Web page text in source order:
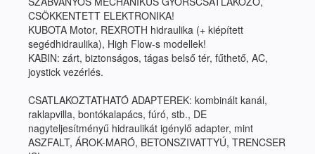
CSÖKKENTETT ELEKTRONIKA!
KUBOTA Motor, REXROTH hidraulika (+ kiépített
segédhidraulika), High Flow-s modellek!
KABIN: zárt, biztonságos, tágas belső tér, fűthető, AC,
joystick vezérlés.
CSATLAKOZTATHATÓ ADAPTEREK: kombinált kanál,
raklapvilla, bontókalapács, fúró, stb., DE
nagyteljesítményű hidraulikát igénylő adapter, mint
ASZFALT, ÁROK-MARÓ, BETONSZIVATTYÚ, TRENCSER